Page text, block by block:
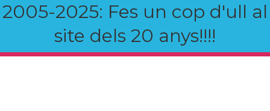
2005-2025: Fes un cop d'ull al
site dels 20 anys!!!!